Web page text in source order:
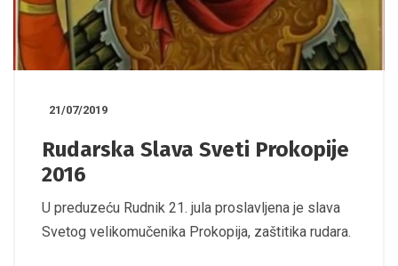
21/07/2019
Rudarska Slava Sveti Prokopije
2016
U preduzeću Rudnik 21. jula proslavljena je slava
Svetog velikomučenika Prokopija, zaštitika rudara.